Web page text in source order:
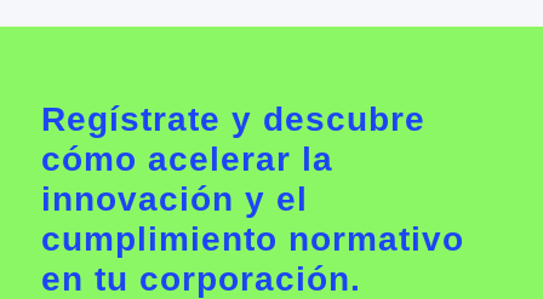
Regístrate y descubre
cómo acelerar la
innovación y el
cumplimiento normativo
en tu corporación.